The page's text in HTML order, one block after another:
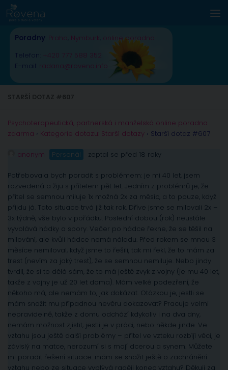
Skip to content
Poradny Praha Nymburk online poradna
Telefon: +420 777 588 352
E-mail: radana@rovena.info
Psychoterapeutická, partnerská i manželská online poradna
zdarma › Kategorie dotazu: Starší dotazy › Starší dotaz #607
anonym Personál zeptal se před 18 roky
Potřebovala bych poradit s problémem: je mi 40 let, jsem
rozvedená a žiju s přítelem pět let. Jedním z problémů je, že
přítel se semnou miluje 1x možná 2x za měsíc, a to pouze, když
přijdu já. Tato situace trvá již tak rok. Dříve jsme se milovali 2x –
3x týdně, vše bylo v pořádku. Poslední dobou (rok) neustále
vyvolává hádky a spory. Večer po hádce řekne, že se těšil na
milování, ale kvůli hádce nemá náladu. Před rokem se mnou 3
měsíce nemiloval, když jsme to řešili, tak mi řekl, že to mám za
trest (nevím za jaký trest), že se semnou nemiluje. Nebo jindy
tvrdil, že si to dělá sám, že to má ještě zvyk z vojny (je mu 40 let,
takže z vojny je už 20 let doma). Mám velké podezření, že
někoho má, ale nemám to, jak dokázat. Otázkou je, jestli se
mám snažit mu případnou nevěru dokazovat? Pracuje velmi
nepravidelně, takže z domu odchází kdykoliv i na dva dny,
nemám možnost zjistit, jestli je v práci, nebo někde jinde. Ve
vztahu jsou ještě další problémy – přítel ve vzteku rozbíjí věci, je
závislý na matce, nerozumí si s mojí dcerou a synem. Můžete
mi poradit řešení situace: mám se snažit ještě o zachránění
vztahu nebo ze situace vyplývá raději konec vztahu? Děkuji za